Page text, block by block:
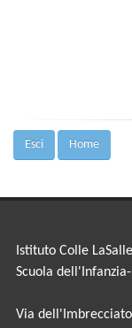
Esci Home
Istituto Colle
Scuola
Via